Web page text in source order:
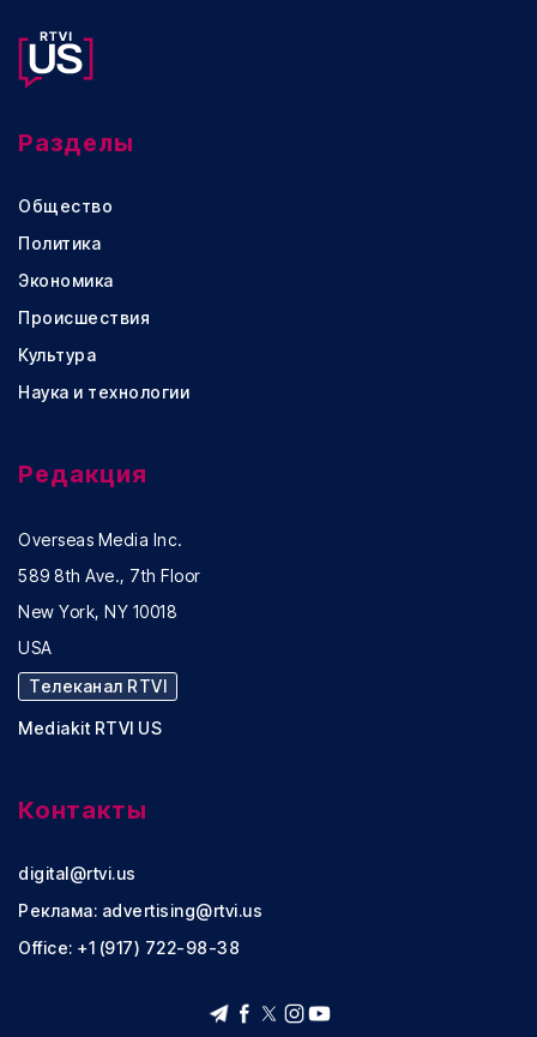
Разделы
Общество
Политика
Экономика
Происшествия
Культура
Наука и технологии
Редакция
Overseas Media Inc.
589 8th Ave., 7th Floor
New York, NY 10018
USA
Телеканал RTVI
Mediakit RTVI US
Контакты
digital@rtvi.us
Реклама: advertising@rtvi.us
Office: +1 (917) 722-98-38